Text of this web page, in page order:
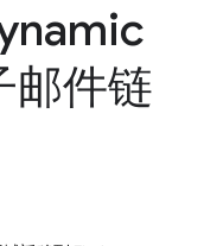
邮件链